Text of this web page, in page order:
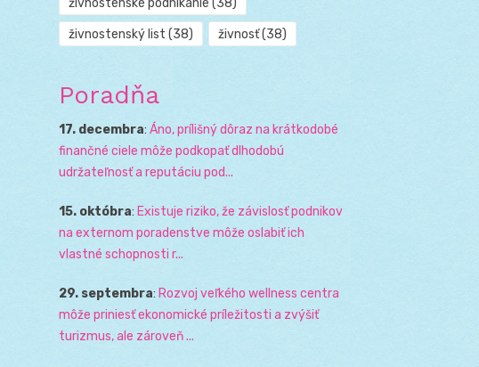
živnostenské podnikanie (38)
živnostenský list (38) živnosť(38)
Poradňa
17. decembra: Áno, prílišný dôraz na krátkodobé
finančné ciele môže podkopať dlhodobú
udržateľnosť a reputáciu pod...
15. októbra: Existuje riziko, že závislosť podnikov
na externom poradenstve môže oslabiť ich
vlastné schopnosti r...
29. septembra: Rozvoj veľkého wellness centra
môže priniesť ekonomické príležitosti a zvýšiť
turizmus, ale zároveň ...